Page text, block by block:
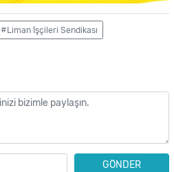
#Liman İşçileri Sendikası
GÖNDER